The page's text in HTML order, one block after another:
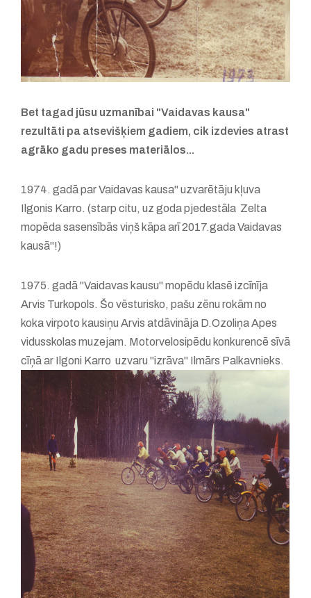
Bet tagad jūsu uzmanībai "Vaidavas kausa"
rezultāti pa atsevišķiem gadiem, cik izdevies atrast
agrāko gadu preses materiālos...
1974. gadā par Vaidavas kausa" uzvarētāju kļuva
Ilgonis Karro. (starp citu, uz goda pjedestāla Zelta
mopēda sasensībās viņš kāpa arī 2017.gada Vaidavas
kausā"!)
1975. gadā "Vaidavas kausu" mopēdu klasē izcīnīja
Arvis Turkopols. Šo vēsturisko, pašu zēnu rokām no
koka virpoto kausiņu Arvis atdāvināja D.Ozoliņa Apes
vidusskolas muzejam. Motorvelosipēdu konkurencē sīvā
cīņā ar Ilgoni Karro uzvaru "izrāva" Ilmārs Palkavnieks.